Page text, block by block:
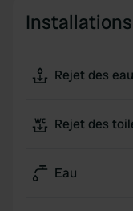
Installations
Rejet des
Rejet des
Eau